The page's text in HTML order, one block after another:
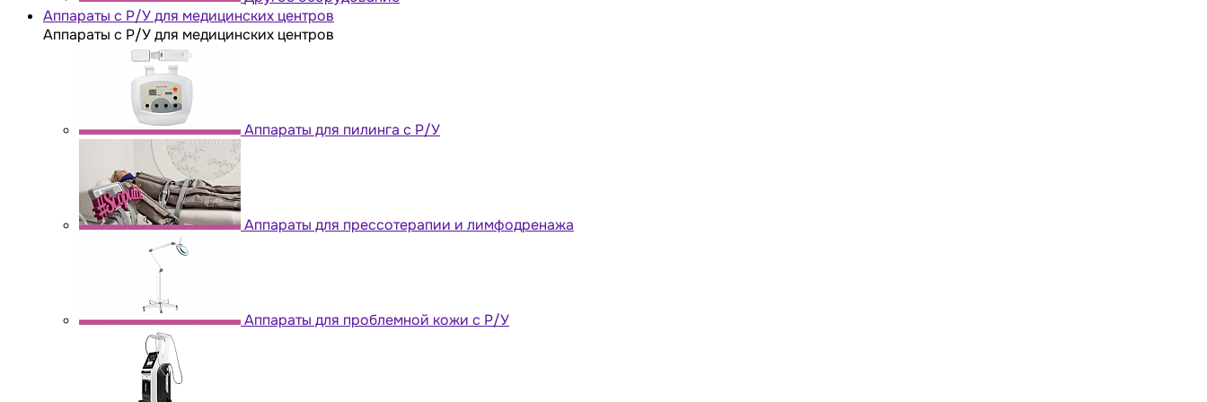
Аппараты с Р/У для медицинских центров
Аппараты с Р/У для медицинских центров
Аппараты для пилинга с Р/У
Аппараты для прессотерапии и лимфодренажа
Аппараты для проблемной кожи с Р/У